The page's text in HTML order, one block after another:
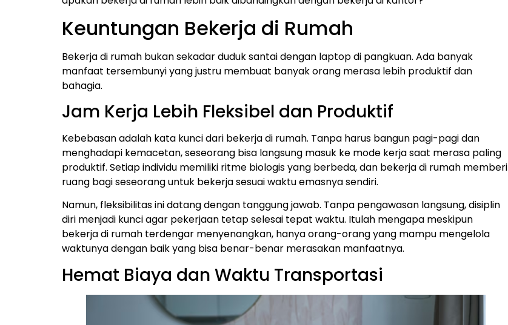
Keuntungan Bekerja di Rumah
Bekerja di rumah bukan sekadar duduk santai dengan laptop di pangkuan. Ada banyak
manfaat tersembunyi yang justru membuat banyak orang merasa lebih produktif dan
bahagia.
Jam Kerja Lebih Fleksibel dan Produktif
Kebebasan adalah kata kunci dari bekerja di rumah. Tanpa harus bangun pagi-pagi dan
menghadapi kemacetan, seseorang bisa langsung masuk ke mode kerja saat merasa paling
produktif. Setiap individu memiliki ritme biologis yang berbeda, dan bekerja di rumah memberi
ruang bagi seseorang untuk bekerja sesuai waktu emasnya sendiri.
Namun, fleksibilitas ini datang dengan tanggung jawab. Tanpa pengawasan langsung, disiplin
diri menjadi kunci agar pekerjaan tetap selesai tepat waktu. Itulah mengapa meskipun
bekerja di rumah terdengar menyenangkan, hanya orang-orang yang mampu mengelola
waktunya dengan baik yang bisa benar-benar merasakan manfaatnya.
Hemat Biaya dan Waktu Transportasi